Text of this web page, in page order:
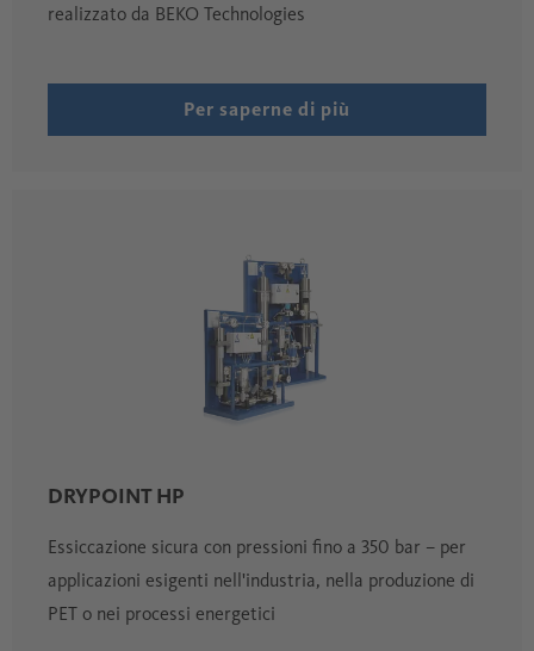
realizzato da BEKO Technologies
Per saperne di più
DRYPOINT HP
Essiccazione sicura con pressioni fino a 350 bar – per
applicazioni esigenti nell'industria, nella produzione di
PET o nei processi energetici